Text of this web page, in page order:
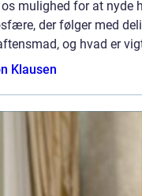
mulighed for at nyde
der følger med
og hvad er
Klausen